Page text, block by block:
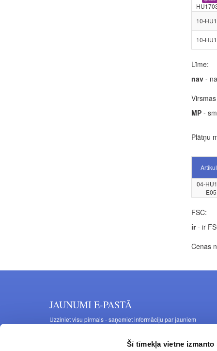
Šī tīmekļa vietne izmanto
10-
10-
Līme:
nav-
MP-
Plātņu
04-
FSC:
ir- ir
Cenas
JAUNUMI E-PASTĀ
Uzziniet visu pirmais - saņemiet informāciju par jauniem